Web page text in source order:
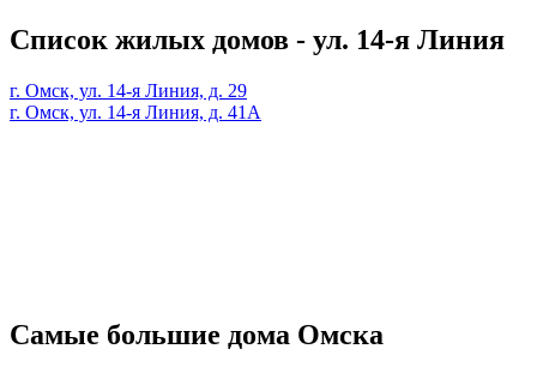
Список жилых домов - ул. 14-я Линия
г. Омск, ул. 14-я Линия, д. 29
г. Омск, ул. 14-я Линия, д. 41А
Самые большие дома Омска